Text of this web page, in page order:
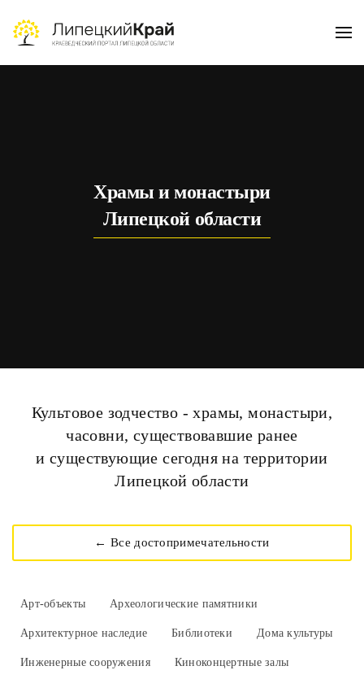
Skip to main content
Храмы и монастыри
Липецкой области
Культовое зодчество - храмы, монастыри,
часовни, существовавшие ранее
и существующие сегодня на территории
Липецкой области
← Все достопримечательности
Арт-объекты Археологические памятники
Архитектурное наследие Библиотеки Дома культуры
Инженерные сооружения Киноконцертные залы